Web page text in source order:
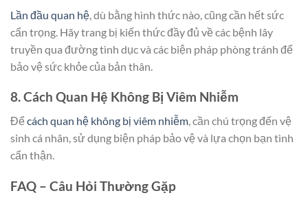
Lần đầu quan hệ , dù bằng hình thức nào, cũng cần hết sức
cẩn trọng. Hãy trang bị kiến thức đầy đủ về các bệnh lây
truyền qua đường tình dục và các biện pháp phòng tránh để
bảo vệ sức khỏe của bản thân.
8. Cách Quan Hệ Không Bị Viêm Nhiễm
Để cách quan hệ không bị viêm nhiễm, cần chú trọng đến vệ
sinh cá nhân, sử dụng biện pháp bảo vệ và lựa chọn bạn tình
cẩn thận.
FAQ – Câu Hỏi Thường Gặp